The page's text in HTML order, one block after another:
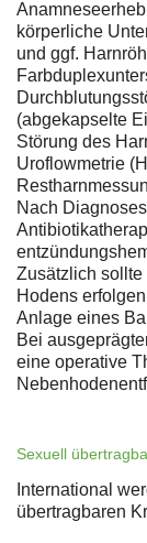
körperliche
und ggf.
(abgekapselte
Störung des
Uroflowmetrie
Nach
Zusätzlich
Hodens
Anlage eines
Bei
eine operative
Sexuell
International
übertragbaren